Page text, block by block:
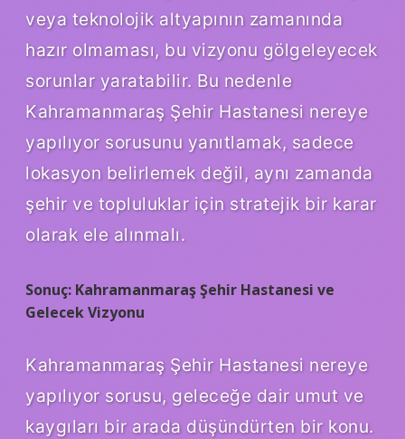
veya teknolojik altyapının zamanında
hazır olmaması, bu vizyonu gölgeleyecek
sorunlar yaratabilir. Bu nedenle
Kahramanmaraş Şehir Hastanesi nereye
yapılıyor sorusunu yanıtlamak, sadece
lokasyon belirlemek değil, aynı zamanda
şehir ve topluluklar için stratejik bir karar
olarak ele alınmalı.
Sonuç: Kahramanmaraş Şehir Hastanesi ve
Gelecek Vizyonu
Kahramanmaraş Şehir Hastanesi nereye
yapılıyor sorusu, geleceğe dair umut ve
kaygıları bir arada düşündürten bir konu.